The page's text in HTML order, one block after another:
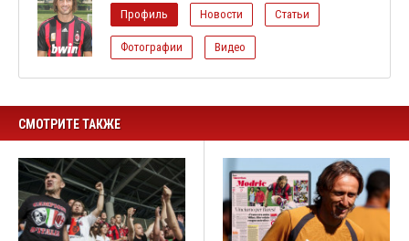
Профиль Новости Статьи
Фотографии Видео
СМОТРИТЕ ТАКЖЕ